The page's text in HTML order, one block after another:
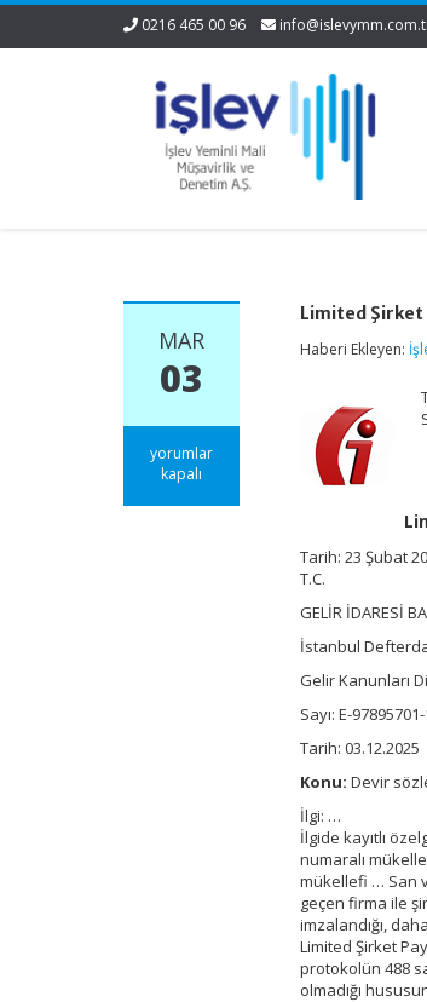
0216 465 00 96
MAR
03
Limited
Şirket
yorumlar
kapalı
Limited Şirket
Haberi Ekleyen:
Tarih:23 Şubat
T.C.
GELİR İDARESİ
İstanbul
Gelir Kanunları
Sayı: E-
Tarih: 03.12.2025
Konu: Devir
İlgi: …
İlgide kayıtlı
numaralı
mükellefi … San
geçen firma ile
imzalandığı,
Limited Şirket
protokolün 488
olmadığı